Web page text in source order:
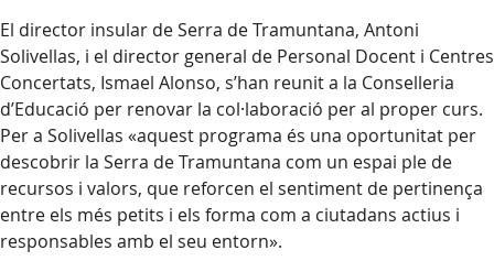
El director insular de Serra de Tramuntana, Antoni
Solivellas, i el director general de Personal Docent i Centres
Concertats, Ismael Alonso, s’han reunit a la Conselleria
d’Educació per renovar la col·laboració per al proper curs.
Per a Solivellas «aquest programa és una oportunitat per
descobrir la Serra de Tramuntana com un espai ple de
recursos i valors, que reforcen el sentiment de pertinença
entre els més petits i els forma com a ciutadans actius i
responsables amb el seu entorn».